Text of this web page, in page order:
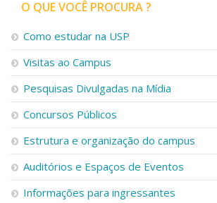
O QUE VOCÊ PROCURA ?
Como estudar na USP
Visitas ao Campus
Pesquisas Divulgadas na Mídia
Concursos Públicos
Estrutura e organização do campus
Auditórios e Espaços de Eventos
Informações para ingressantes